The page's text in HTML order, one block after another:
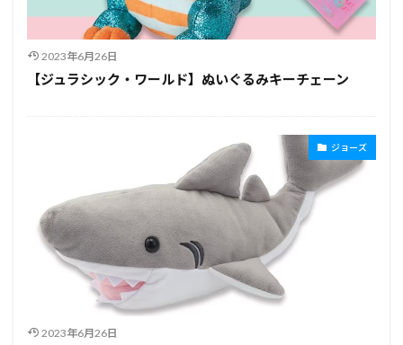
2023年6月26日
【ジュラシック・ワールド】ぬいぐるみキーチェーン
ジョーズ
2023年6月26日